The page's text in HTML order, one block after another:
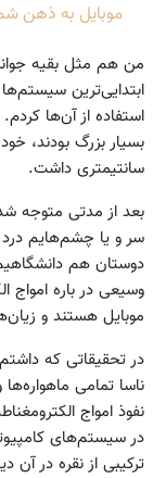
موبایل به ذهن
من هم مثل بقیه
ابتدایی‌ترین
استفاده از آن‌ها
سانتیمتری داشت.
بعد از مدتی متوجه
سر و یا چشم‌هایم درد
دوستان هم
موبایل هستند و
در تحقیقاتی که
ناسا تمامی
نفوذ امواج
در سیستم‌های
ترکیبی از نقره در آن